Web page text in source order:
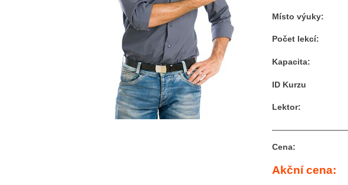
Místo výuky:
Počet lekcí:
Kapacita:
ID Kurzu
Lektor:
Cena:
Akční cena: